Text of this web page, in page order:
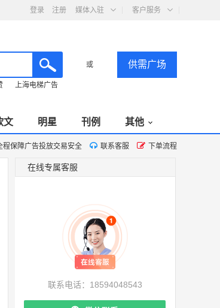
登录 注册 媒体入驻 客户服务
或 供需广场
上海电梯广告
文 明星 刊例 其他
程保障广告投放交易安全 联系客服 下单流程
在线专属客服
联系电话：18594048543